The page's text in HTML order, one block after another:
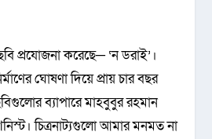
ছবি প্রযোজনা করেছে─ ‘ন ডরাই’।
ঘোষণা দিয়ে প্রায় চার বছর
ব্যাপারে মাহবুবুর রহমান
চিত্রনাট্যগুলো আমার মনমত না